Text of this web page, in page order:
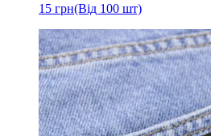
15 грн(Від 100 шт)